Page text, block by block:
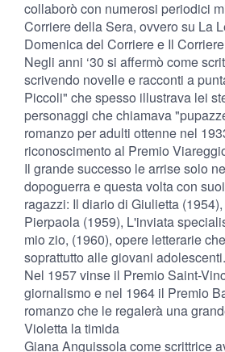
collaborò con numerosi periodici
Corriere della Sera, ovvero su La
Domenica del Corriere e Il
Negli anni ‘30 si affermò come
scrivendo novelle e racconti a
Piccoli" che spesso illustrava lei
personaggi che chiamava
romanzo per adulti ottenne nel
riconoscimento al Premio
Il grande successo le arrise solo
dopoguerra e questa volta con
ragazzi: Il diario di Giulietta
Pierpaola (1959), L'inviata
mio zio, (1960), opere letterarie
soprattutto alle giovani adolescenti.
Nel 1957 vinse il Premio Saint-
giornalismo e nel 1964 il Premio
romanzo che le regalerà una
Violetta la timida
Giana Anguissola come scrittrice